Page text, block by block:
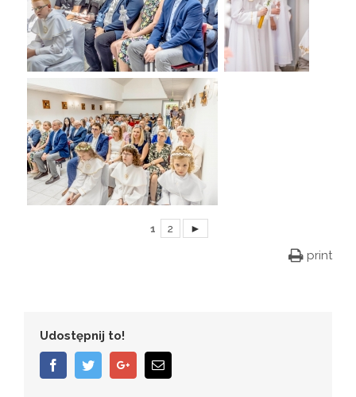
1 2 ►
print
Udostępnij to!
FacebookTwitterGoogle+Email